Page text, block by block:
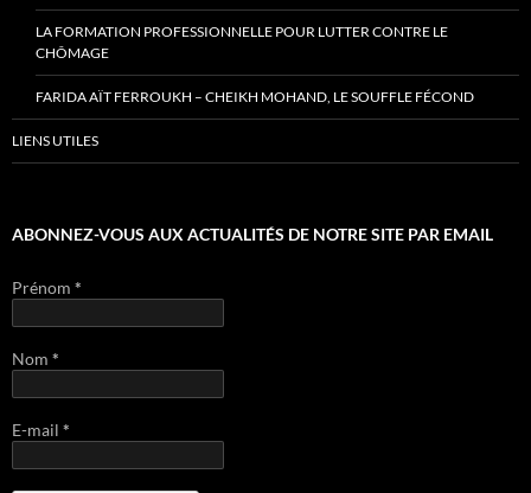
LA FORMATION PROFESSIONNELLE POUR LUTTER CONTRE LE
CHÔMAGE
FARIDA AÏT FERROUKH – CHEIKH MOHAND, LE SOUFFLE FÉCOND
LIENS UTILES
ABONNEZ-VOUS AUX ACTUALITÉS DE NOTRE SITE PAR EMAIL
Prénom *
Nom *
E-mail *